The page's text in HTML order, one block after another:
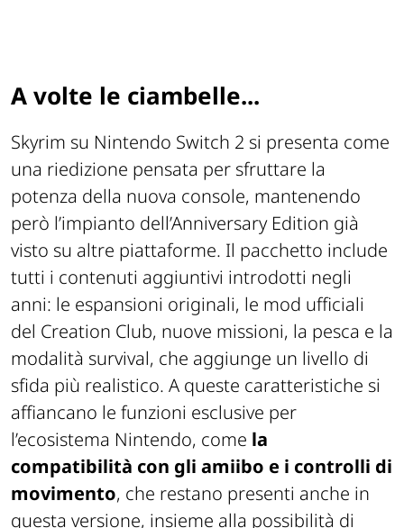
A volte le ciambelle...
Skyrim su Nintendo Switch 2 si presenta come
una riedizione pensata per sfruttare la
potenza della nuova console, mantenendo
però l’impianto dell’Anniversary Edition già
visto su altre piattaforme. Il pacchetto include
tutti i contenuti aggiuntivi introdotti negli
anni: le espansioni originali, le mod ufficiali
del Creation Club, nuove missioni, la pesca e la
modalità survival, che aggiunge un livello di
sfida più realistico. A queste caratteristiche si
affiancano le funzioni esclusive per
l’ecosistema Nintendo, come la
compatibilità con gli amiibo e i controlli di
movimento, che restano presenti anche in
questa versione, insieme alla possibilità di